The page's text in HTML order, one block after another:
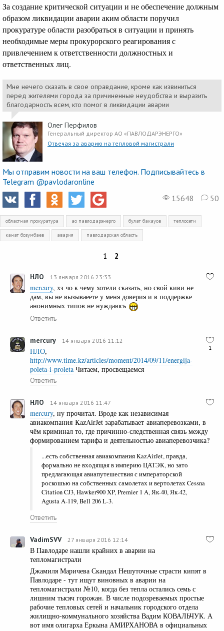
За создание критической ситуации и не обеспечение должным
образом ликвидации аварии аким области поручил
прокуратуре области разобраться в ситуации и принять
необходимые меры прокурорского реагирования с
привлечением к ответственности должностных и
ответственных лиц.
Мне нечего сказать в свое оправдание, кроме как извиниться
перед жителями города за причиненные неудобства и выразить
благодарность всем, кто помог в ликвидации аварии
Олег Перфилов
Генеральный директор АО «ПАВЛОДАРЭНЕРГО»
Отвечая за аварию на тепловой магистрали
Мы отправим новости на ваш телефон. Подписывайтесь в
Telegram @pavlodaronline
15648
50
областная прокуратура ао павлодарэнерго булат бакауов теплосети
канат бозумбаев авария павлодарская область
1 2
НЛО 13 января 2016 23:33
mercury, хз чо к чему хотели сказать, но свой киви не
дам, вы не вызываеете у меня доверия и в поддержке
анонимных типов не нуждаюсь
Ответить
1
mercury 14 января 2016 11:12
НЛО,
http://www.time.kz/articles/moment/2014/09/11/energija-
poleta-i-proleta Читаем, просвещаемся
Ответить
НЛО 14 января 2016 11:47
mercury, ну прочитал. Вроде как независимая
авиакомпания KazAirJet зарабатывает авиаперевозками, в
чём криминал то, где причинно-следственная связь между
формированием тарифа и деятельностью авиаперевозчика?
...есть собственная авиакомпания KazAirJet, правда,
формально не входящая в империю ЦАТЭК, но зато
предлагающая авиапутешествия с императорской
роскошью на собственных самолетах и вертолетах Cessna
Citation CJ3, Hawker900 XP, Premier 1 A, Як-40, Як-42,
Agusta A-119, Bell 206 L-3.
Ответить
VadimSVV 27 января 2016 12:14
В Павлодаре нашли крайних в аварии на
тепломагистрали
Джамиля Маричева Скандал Нешуточные страсти кипят в
Павлодаре - тут ищут виновных в аварии на
тепломагистрали №10, когда без тепла остались семь с
лишним тысяч горожан. В числе подозреваемых простые
рабочие тепловых сетей и начальник городского отдела
жилищно-коммунального хозяйства Вадим КОВАЛЬЧУК. А
вот имя олигарха Еркына АМИРХАНОВА в официальных